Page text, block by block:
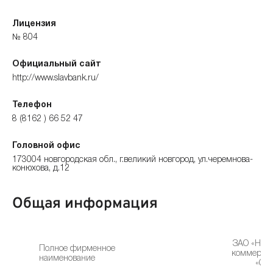
Лицензия
№ 804
Официальный сайт
http://www.slavbank.ru/
Телефон
8 (8162 ) 66 52 47
Головной офис
173004 новгородская обл., г.великий новгород, ул.черемнова-
конюхова, д.12
Общая информация
Полное фирменное
наименование
ЗАО